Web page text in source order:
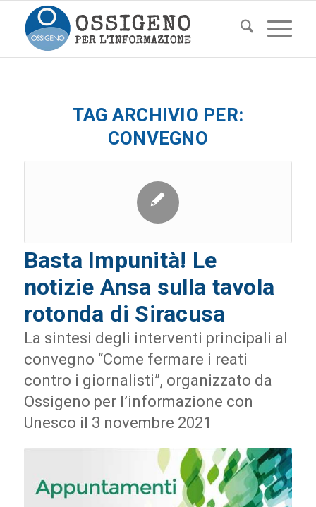
TAG ARCHIVIO PER:
CONVEGNO
Basta Impunità! Le
notizie Ansa sulla tavola
rotonda di Siracusa
La sintesi degli interventi principali al
convegno “Come fermare i reati
contro i giornalisti”, organizzato da
Ossigeno per l’informazione con
Unesco il 3 novembre 2021